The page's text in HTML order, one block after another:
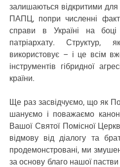
залишаються відкритими для
ПАПЦ, попри численні
справи в Україні на боці
патріархату. Структур,
використовує – і це всім
інструментів гібридної
країни.
Ще раз засвідчуємо, що як
шануємо і поважаємо
Вашої Святої Помісної
відмову від діалогу та
продемонстровані, ми
за основу благо нашої